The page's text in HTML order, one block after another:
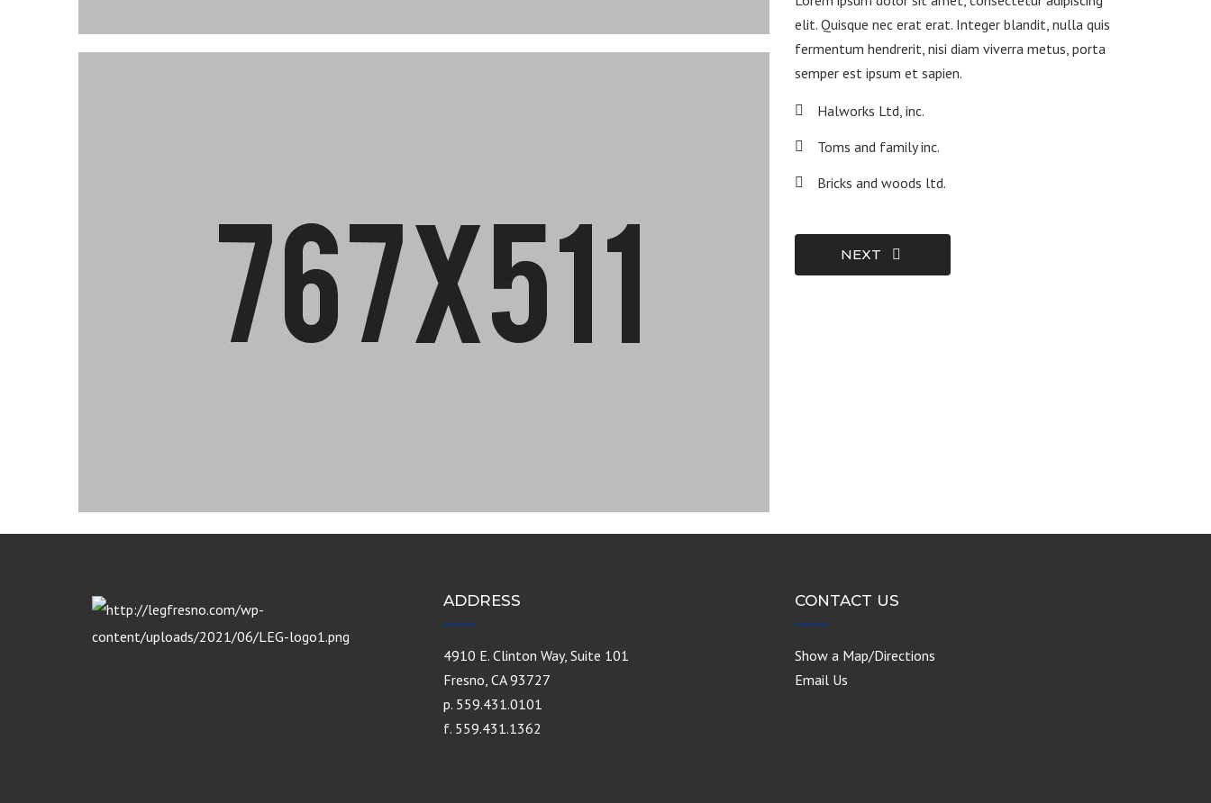
elit. Quisque nec erat erat. Integer blandit, nulla quis
fermentum hendrerit, nisi diam viverra metus, porta
semper est ipsum et sapien.
Halworks Ltd, inc.
Toms and family inc.
Bricks and woods ltd.
NEXT
ADDRESS
4910 E. Clinton Way, Suite 101
Fresno, CA 93727
p. 559.431.0101
f. 559.431.1362
CONTACT US
Show a Map/Directions
Email Us